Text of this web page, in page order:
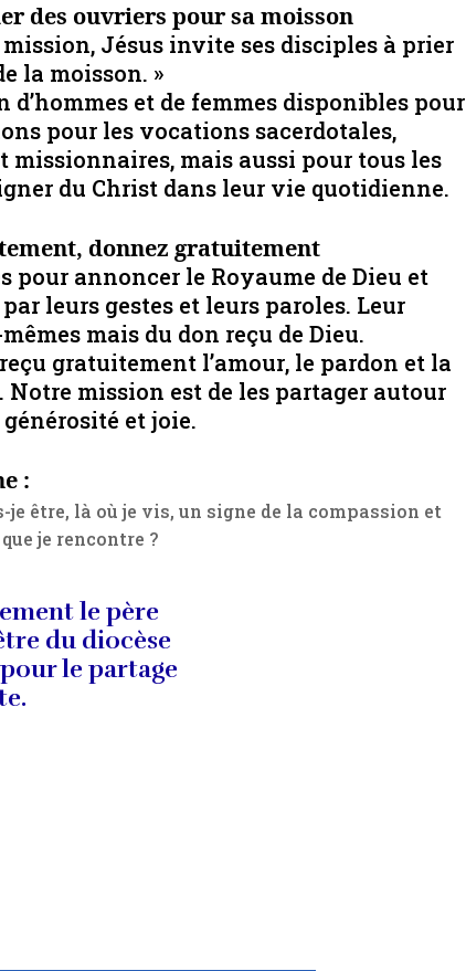
des ouvriers pour sa moisson
mission, Jésus invite ses disciples à prier
la moisson. »
d’hommes et de femmes disponibles pour
pour les vocations sacerdotales,
missionnaires, mais aussi pour tous les
du Christ dans leur vie quotidienne.
donnez gratuitement
pour annoncer le Royaume de Dieu et
leurs gestes et leurs paroles. Leur
mais du don reçu de Dieu.
gratuitement l’amour, le pardon et la
Notre mission est de les partager autour
et joie.
:
où je vis, un signe de la compassion et
je rencontre ?
le père
du diocèse
le partage